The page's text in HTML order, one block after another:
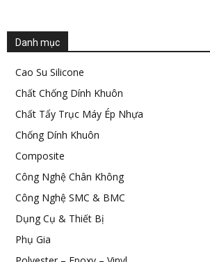
Danh mục
Cao Su Silicone
Chất Chống Dính Khuôn
Chất Tẩy Trục Máy Ép Nhựa
Chống Dính Khuôn
Composite
Công Nghệ Chân Không
Công Nghệ SMC & BMC
Dụng Cụ & Thiết Bị
Phụ Gia